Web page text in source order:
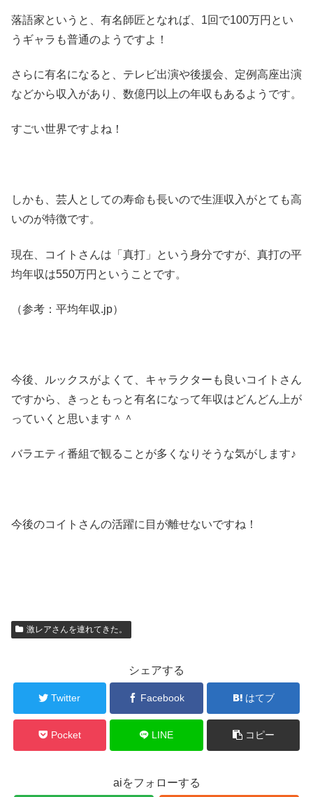
落語家というと、有名師匠となれば、1回で100万円とい
うギャラも普通のようですよ！
さらに有名になると、テレビ出演や後援会、定例高座出演
などから収入があり、数億円以上の年収もあるようです。
すごい世界ですよね！
しかも、芸人としての寿命も長いので生涯収入がとても高
いのが特徴です。
現在、コイトさんは「真打」という身分ですが、真打の平
均年収は550万円ということです。
（参考：平均年収.jp）
今後、ルックスがよくて、キャラクターも良いコイトさん
ですから、きっともっと有名になって年収はどんどん上が
っていくと思います＾＾
バラエティ番組で観ることが多くなりそうな気がします♪
今後のコイトさんの活躍に目が離せないですね！
激レアさんを連れてきた。
シェアする
Twitter Facebook はてブ
Pocket LINE コピー
aiをフォローする